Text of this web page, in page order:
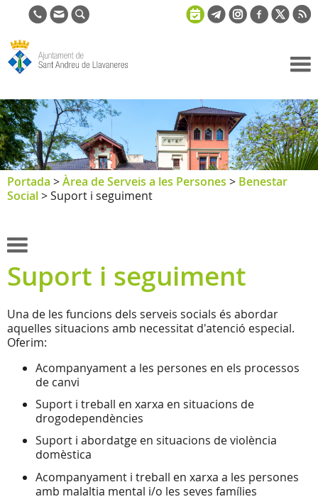
de Sant
Andreu de
Llavaneres
Portada >Àrea de Serveis a les Persones > Benestar
Social>Suport i seguiment
Suport i seguiment
Una de les funcions dels serveis socials és abordar
aquelles situacions amb necessitat d'atenció especial.
Oferim:
Acompanyament a les persones en els processos
de canvi
Suport i treball en xarxa en situacions de
drogodependències
Suport i abordatge en situacions de violència
domèstica
Acompanyament i treball en xarxa a les persones
amb malaltia mental i/o les seves famílies